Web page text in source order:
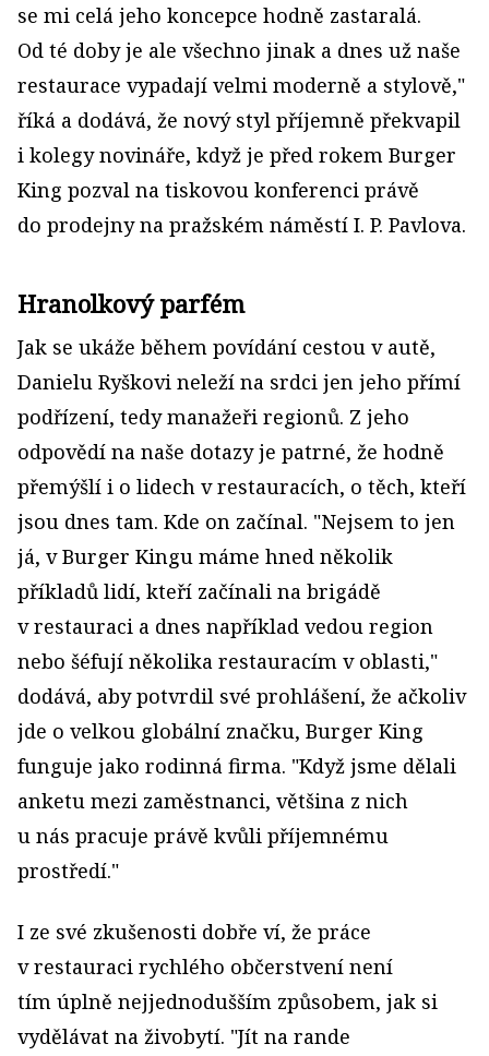
se mi celá jeho koncepce hodně zastaralá.
Od té doby je ale všechno jinak a dnes už naše
restaurace vypadají velmi moderně a stylově,"
říká a dodává, že nový styl příjemně překvapil
i kolegy novináře, když je před rokem Burger
King pozval na tiskovou konferenci právě
do prodejny na pražském náměstí I. P. Pavlova.
Hranolkový parfém
Jak se ukáže během povídání cestou v autě,
Danielu Ryškovi neleží na srdci jen jeho přímí
podřízení, tedy manažeři regionů. Z jeho
odpovědí na naše dotazy je patrné, že hodně
přemýšlí i o lidech v restauracích, o těch, kteří
jsou dnes tam. Kde on začínal. "Nejsem to jen
já, v Burger Kingu máme hned několik
příkladů lidí, kteří začínali na brigádě
v restauraci a dnes například vedou region
nebo šéfují několika restauracím v oblasti,"
dodává, aby potvrdil své prohlášení, že ačkoliv
jde o velkou globální značku, Burger King
funguje jako rodinná firma. "Když jsme dělali
anketu mezi zaměstnanci, většina z nich
u nás pracuje právě kvůli příjemnému
prostředí."
I ze své zkušenosti dobře ví, že práce
v restauraci rychlého občerstvení není
tím úplně nejjednodušším způsobem, jak si
vydělávat na živobytí. "Jít na rande